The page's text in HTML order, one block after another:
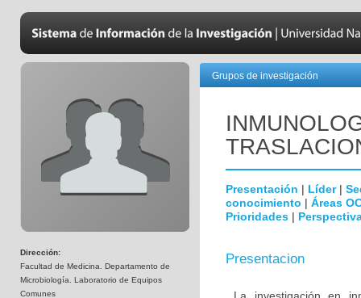
Dirección:
Facultad de Medicina. Departamento de
Microbiología. Laboratorio de Equipos
Comunes
Grupos de investigación
Presentación | Líder|
conocimiento | Áreas
Prioridades |
Presentacion